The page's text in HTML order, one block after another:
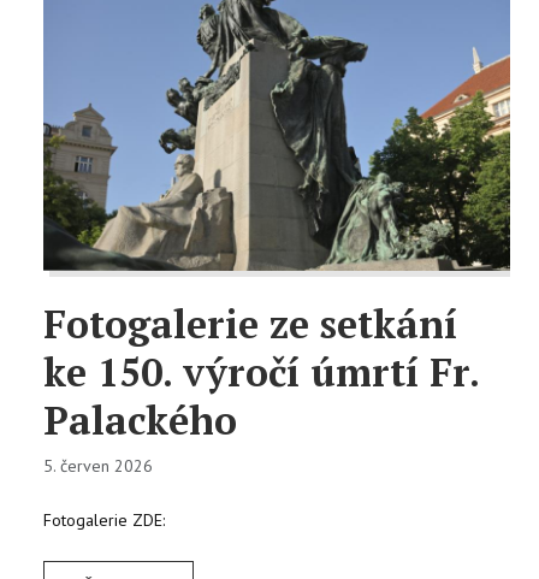
Fotogalerie ze setkání
ke 150. výročí úmrtí Fr.
Palackého
5. červen 2026
Fotogalerie ZDE: